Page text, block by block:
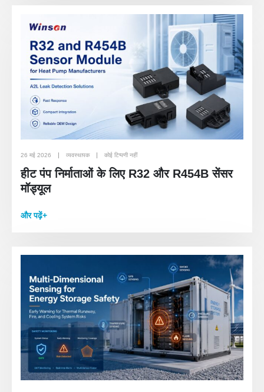
26 मई 2026 व्यवस्थापक कोई टिप्पणी नहीं
हीट पंप निर्माताओं के लिए R32 और R454B सेंसर
मॉड्यूल
और पढ़ें+